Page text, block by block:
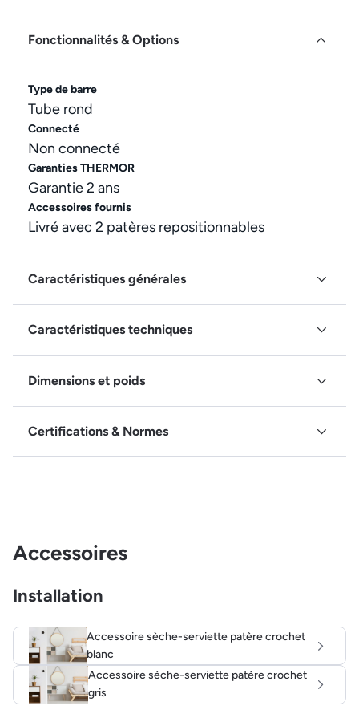
Fonctionnalités & Options
Type de barre
Tube rond
Connecté
Non connecté
Garanties THERMOR
Garantie 2 ans
Accessoires fournis
Livré avec 2 patères repositionnables
Caractéristiques générales
Caractéristiques techniques
Dimensions et poids
Certifications & Normes
Accessoires
Installation
Accessoire sèche-serviette patère crochet
blanc
Accessoire sèche-serviette patère crochet
gris